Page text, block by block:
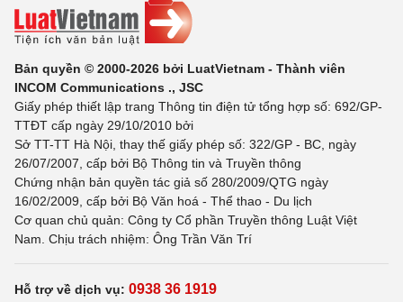
Bản quyền © 2000-2026 bởi LuatVietnam - Thành viên
INCOM Communications ., JSC
Giấy phép thiết lập trang Thông tin điện tử tổng hợp số: 692/GP-
TTĐT cấp ngày 29/10/2010 bởi
Sở TT-TT Hà Nội, thay thế giấy phép số: 322/GP - BC, ngày
26/07/2007, cấp bởi Bộ Thông tin và Truyền thông
Chứng nhận bản quyền tác giả số 280/2009/QTG ngày
16/02/2009, cấp bởi Bộ Văn hoá - Thể thao - Du lịch
Cơ quan chủ quản: Công ty Cổ phần Truyền thông Luật Việt
Nam. Chịu trách nhiệm: Ông Trần Văn Trí
Hỗ trợ về dịch vụ: 0938 36 1919